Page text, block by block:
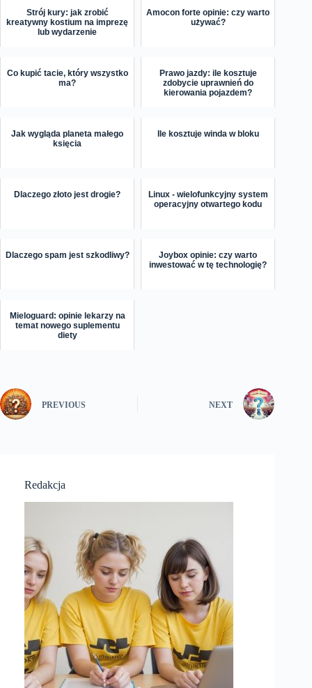
Strój kury: jak zrobić
kreatywny kostium na imprezę
lub wydarzenie
Amocon forte opinie: czy warto
używać?
Co kupić tacie, który wszystko
ma?
Prawo jazdy: ile kosztuje
zdobycie uprawnień do
kierowania pojazdem?
Jak wygląda planeta małego
księcia
Ile kosztuje winda w bloku
Dlaczego złoto jest drogie?
Linux - wielofunkcyjny system
operacyjny otwartego kodu
Dlaczego spam jest szkodliwy?
Joybox opinie: czy warto
inwestować w tę technologię?
Mieloguard: opinie lekarzy na
temat nowego suplementu
diety
PREVIOUS NEXT
Redakcja